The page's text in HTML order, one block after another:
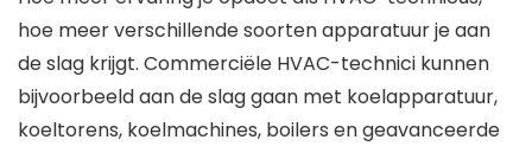
hoe meer verschillende soorten apparatuur je aan
de slag krijgt. Commerciële HVAC-technici kunnen
bijvoorbeeld aan de slag gaan met koelapparatuur,
koeltorens, koelmachines, boilers en geavanceerde